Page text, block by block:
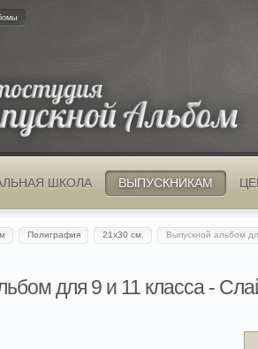
ШКОЛА ВЫПУСКНИКАМ
Полиграфия 21х30 см. Выпускной альбом
для 9 и 11 класса -